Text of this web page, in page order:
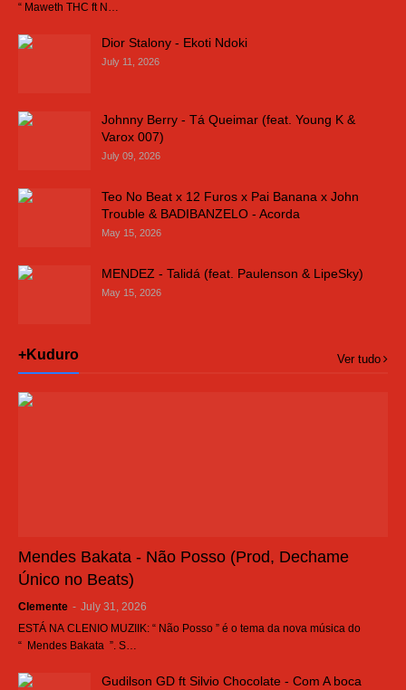
“ Maweth THC ft N…
Dior Stalony - Ekoti Ndoki
July 11, 2026
Johnny Berry - Tá Queimar (feat. Young K &
Varox 007)
July 09, 2026
Teo No Beat x 12 Furos x Pai Banana x John
Trouble & BADIBANZELO - Acorda
May 15, 2026
MENDEZ - Talidá (feat. Paulenson & LipeSky)
May 15, 2026
+Kuduro Ver tudo
Mendes Bakata - Não Posso (Prod, Dechame
Único no Beats)
Clemente - July 31, 2026
ESTÁ NA CLENIO MUZIIK: “ Não Posso ” é o tema da nova música do
“ Mendes Bakata ”. S…
Gudilson GD ft Silvio Chocolate - Com A boca